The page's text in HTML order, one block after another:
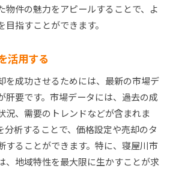
地理的魅力と利便性
性と投資価値を知る
の市場利点を活用する
声を知るメリット
の顧客サービスを享受する
寝屋川市不動産売却のステップ
場変動を予測する方法
域開発計画とその影響
物件の魅力をアピールすることで、よ
指すことができます。
活用する
を成功させるためには、最新の市場デ
肝要です。市場データには、過去の成
況、需要のトレンドなどが含まれま
分析することで、価格設定や売却のタ
することができます。特に、寝屋川市
、地域特性を最大限に生かすことが求